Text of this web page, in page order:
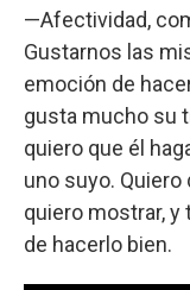
—Afectividad,
Gustarnos las
emoción de
gusta mucho su
quiero que él
uno suyo.
quiero mostrar,
de hacerlo bien.